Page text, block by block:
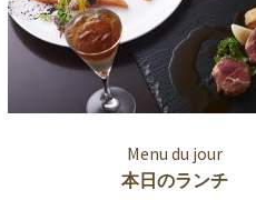
Menu du jour
本日のランチ